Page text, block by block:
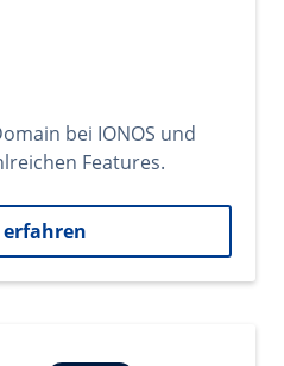
bei IONOS und
Features.